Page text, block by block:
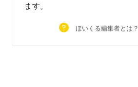
ます。
ほいくる編集者とは？